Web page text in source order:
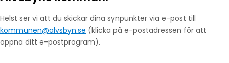
Helst ser vi att du skickar dina synpunkter via e-post till
kommunen@alvsbyn.se (klicka på e-postadressen för att
öppna ditt e-postprogram).